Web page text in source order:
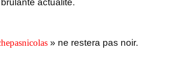
actualité.
» ne restera pas noir.